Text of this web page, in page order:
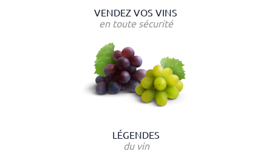
VENDEZ VOS VINS
en toute sécurité
LÉGENDES
du vin